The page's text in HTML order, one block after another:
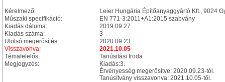
Kérelmező:
Leier Hungária Építőanyaggyártó Kft., 9024
Műszaki specifikáció:
EN 771-3:2011+A1:2015 szabvány
Kiadás dátuma:
2019.09.27
Kiadás száma:
3
Utolsó megerősítés:
2020.09.23
Visszavonva:
2021.10.05
Témafelelős:
Tanúsitási Iroda
Megjegyzés:
Kiadás:3.
Érvényesség megerősítve: 2020.09.23-tól.
Tanúsítvány visszavonva: 2021.10.05-től.